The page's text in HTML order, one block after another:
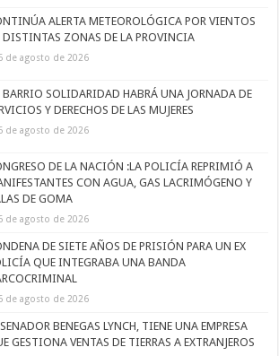
ALERTA METEOROLÓGICA POR VIENTOS
DISTINTAS ZONAS DE LA PROVINCIA
de agosto de 2026
BARRIO SOLIDARIDAD HABRÁ UNA JORNADA DE
Y DERECHOS DE LAS MUJERES
de agosto de 2026
DE LA NACIÓN :LA POLICÍA REPRIMIÓ A
CON AGUA, GAS LACRIMÓGENO Y
DE GOMA
de agosto de 2026
DE SIETE AÑOS DE PRISIÓN PARA UN EX
QUE INTEGRABA UNA BANDA
de agosto de 2026
BENEGAS LYNCH, TIENE UNA EMPRESA
GESTIONA VENTAS DE TIERRAS A EXTRANJEROS